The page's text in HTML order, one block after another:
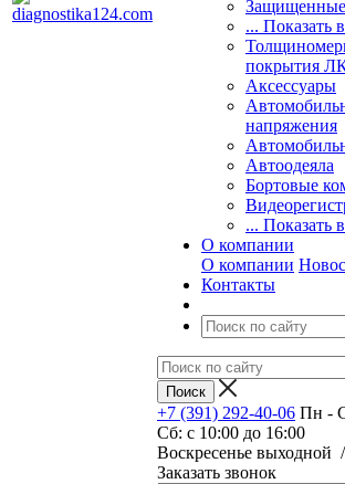
... Показать
покрытия
Аксессуары
напряжения
Автоодеяла
Бортовые
... Показать
О компании
О компании
Контакты
+7 (391) 292-40-06 Пн -
Сб: c 10:00 до 16:00
​Воскресенье выходной /
Заказать звонок